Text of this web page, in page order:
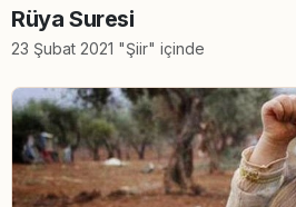
Rüya Suresi
23 Şubat 2021 "Şiir" içinde